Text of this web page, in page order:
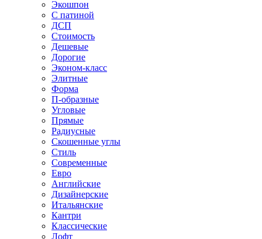
Экошпон
С патиной
ДСП
Стоимость
Дешевые
Дорогие
Эконом-класс
Элитные
Форма
П-образные
Угловые
Прямые
Радиусные
Скошенные углы
Стиль
Современные
Евро
Английские
Дизайнерские
Итальянские
Кантри
Классические
Лофт